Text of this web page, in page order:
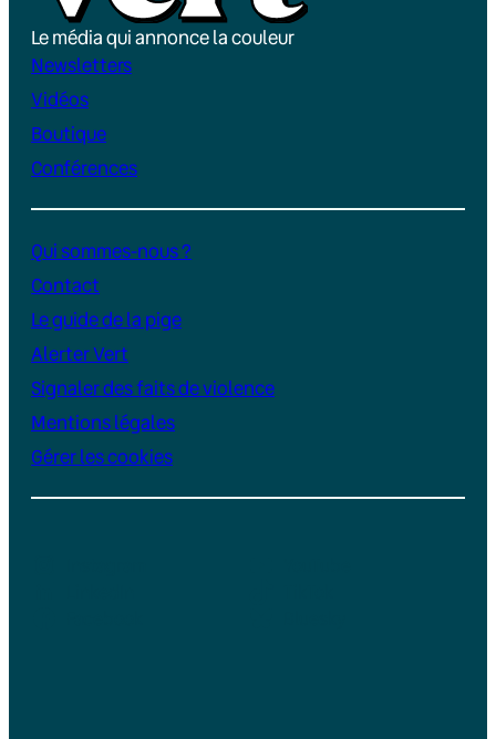
Le média qui annonce la couleur
Newsletters
Vidéos
Boutique
Conférences
Qui sommes-nous ?
Contact
Le guide de la pige
Alerter Vert
Signaler des faits de violence
Mentions légales
Gérer les cookies